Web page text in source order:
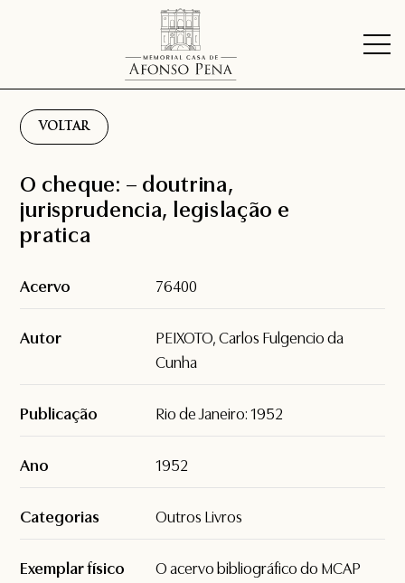
VOLTAR
O cheque: – doutrina,
jurisprudencia, legislação e
pratica
Acervo 76400
Autor
PEIXOTO, Carlos Fulgencio da
Cunha
Publicação Rio de Janeiro: 1952
Ano 1952
Categorias Outros Livros
Exemplar físico
O acervo bibliográfico do MCAP